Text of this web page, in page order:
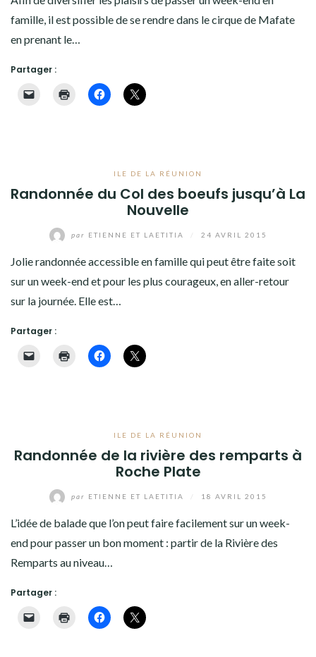
famille, il est possible de se rendre dans le cirque de Mafate
en prenant le…
Partager :
ILE DE LA RÉUNION
Randonnée du Col des boeufs jusqu’à La
Nouvelle
par ETIENNE ET LAETITIA 24 AVRIL 2015
Jolie randonnée accessible en famille qui peut être faite soit
sur un week-end et pour les plus courageux, en aller-retour
sur la journée. Elle est…
Partager :
ILE DE LA RÉUNION
Randonnée de la rivière des remparts à
Roche Plate
par ETIENNE ET LAETITIA 18 AVRIL 2015
L’idée de balade que l’on peut faire facilement sur un week-
end pour passer un bon moment : partir de la Rivière des
Remparts au niveau…
Partager :
TANZANIE
AMÉRIQUES
ASIE
QUI SOMMES-NOUS ?